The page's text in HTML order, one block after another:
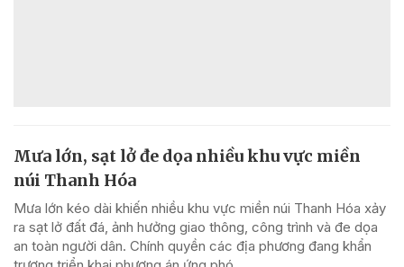
Mưa lớn, sạt lở đe dọa nhiều khu vực miền
núi Thanh Hóa
Mưa lớn kéo dài khiến nhiều khu vực miền núi Thanh Hóa xảy
ra sạt lở đất đá, ảnh hưởng giao thông, công trình và đe dọa
an toàn người dân. Chính quyền các địa phương đang khẩn